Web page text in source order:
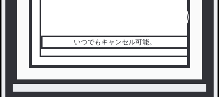
いつでもキャンセル可能。